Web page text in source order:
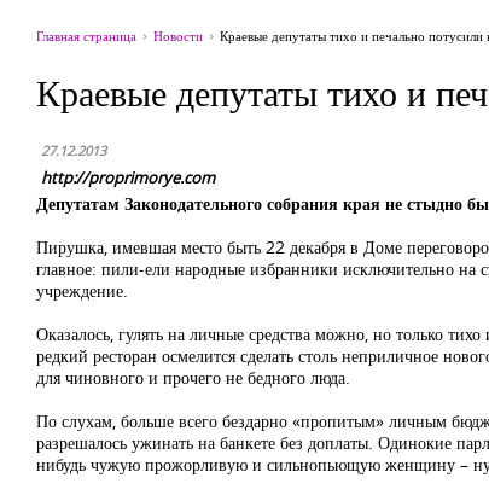
Главная страница Новости Краевые депутаты тихо и печально потусили
Краевые депутаты тихо и
27.12.2013
http://proprimorye.com
Депутатам Законодательного собрания края не стыдно
Пирушка, имевшая место быть 22 декабря в Доме
главное: пили-ели народные избранники исключительно на
учреждение.
Оказалось, гулять на личные средства можно, но только
редкий ресторан осмелится сделать столь неприличное
для чиновного и прочего не бедного люда.
По слухам, больше всего бездарно «пропитым» личным
разрешалось ужинать на банкете без доплаты. Одинокие
нибудь чужую прожорливую и сильнопьющую женщину – ну,